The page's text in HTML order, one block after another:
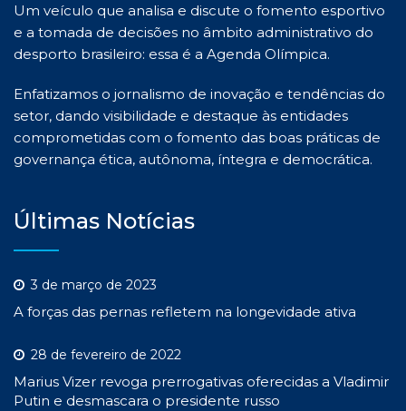
Um veículo que analisa e discute o fomento esportivo
e a tomada de decisões no âmbito administrativo do
desporto brasileiro: essa é a Agenda Olímpica.
Enfatizamos o jornalismo de inovação e tendências do
setor, dando visibilidade e destaque às entidades
comprometidas com o fomento das boas práticas de
governança ética, autônoma, íntegra e democrática.
Últimas Notícias
3 de março de 2023
A forças das pernas refletem na longevidade ativa
28 de fevereiro de 2022
Marius Vizer revoga prerrogativas oferecidas a Vladimir
Putin e desmascara o presidente russo